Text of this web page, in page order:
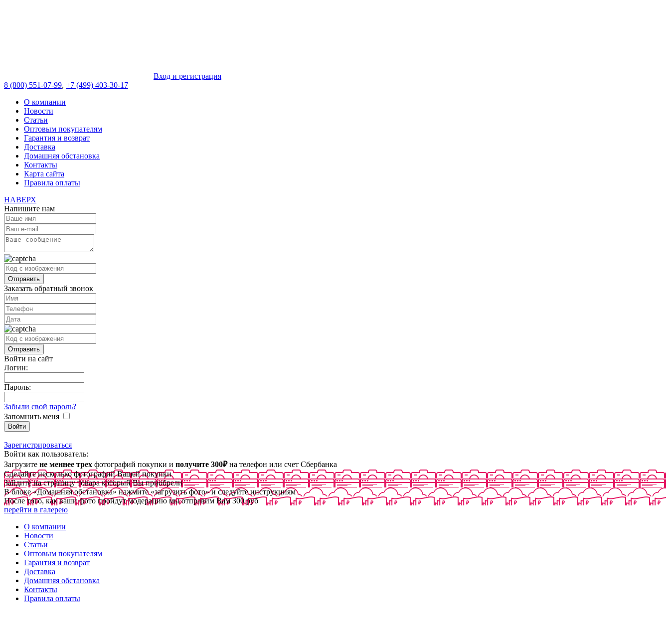
Вход и регистрация
8 (800) 551-07-99, +7 (499) 403-30-17
О компании
Новости
Статьи
Оптовым покупателям
Гарантия и возврат
Доставка
Домашняя обстановка
Контакты
Карта сайта
Правила оплаты
НАВЕРХ
Напишите нам
Заказать обратный звонок
Войти на сайт
Логин:
Пароль:
Забыли свой пароль?
Запомнить меня
Зарегистрироваться
Войти как пользователь:
Загрузите не меннее трех фотографий покупки и получите 300₽на телефон или счет Сбербанка
Сделайте несколько фотографий Вашей покупки
Зайдите на страницу товара который Вы приобрели
В блоке «Домашняя обстановка» нажмите «загрузить фото» и следуйте инструкциям
После того, как ваши фото пройдут модерацию мы отправим Вам 300 руб
перейти в галерею
О компании
Новости
Статьи
Оптовым покупателям
Гарантия и возврат
Доставка
Домашняя обстановка
Контакты
Правила оплаты